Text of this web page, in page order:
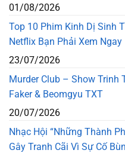
01/08/2026
Top 10 Phim Kinh Dị Sinh
Netflix Bạn Phải Xem Ngay
23/07/2026
Murder Club – Show Trinh
Faker & Beomgyu TXT
20/07/2026
Nhạc Hội “Những Thành
Gây Tranh Cãi Vì Sự Cố